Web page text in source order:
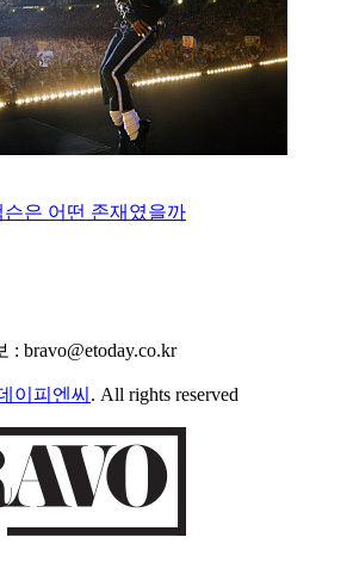
슨은 어떤 존재였을까
bravo@etoday.co.kr
이피엔씨 . All rights reserved